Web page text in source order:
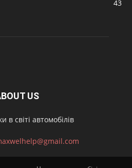
43
US
в світі автомобілів